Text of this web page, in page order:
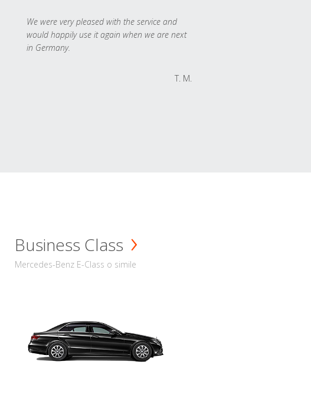
We were very pleased with the service and
would happily use it again when we are next
in Germany.
T. M.
Business Class
Mercedes-Benz E-Class o simile